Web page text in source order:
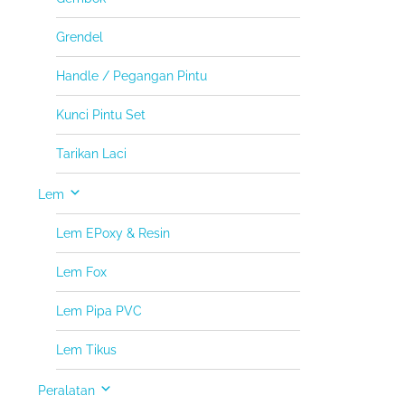
Grendel
Handle / Pegangan Pintu
Kunci Pintu Set
Tarikan Laci
Lem
Lem EPoxy & Resin
Lem Fox
Lem Pipa PVC
Lem Tikus
Peralatan